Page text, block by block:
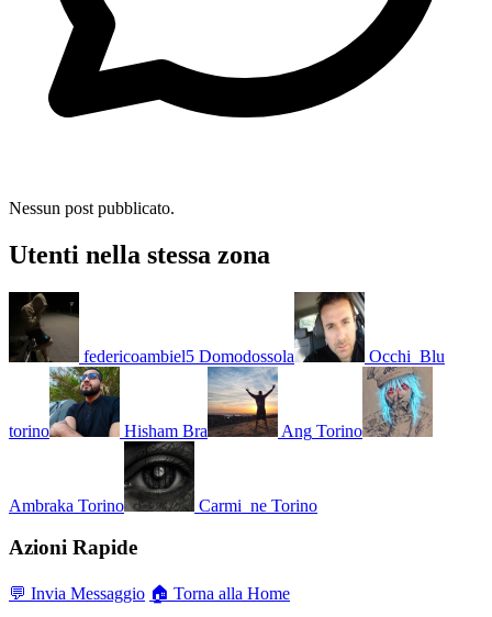
Nessun post pubblicato.
Utenti nella stessa zona
federicoambiel5 Domodossola Occhi_Blu
torino Hisham Bra Ang Torino
Ambraka Torino Carmi_ne Torino
Azioni Rapide
💬 Invia Messaggio 🏠 Torna alla Home